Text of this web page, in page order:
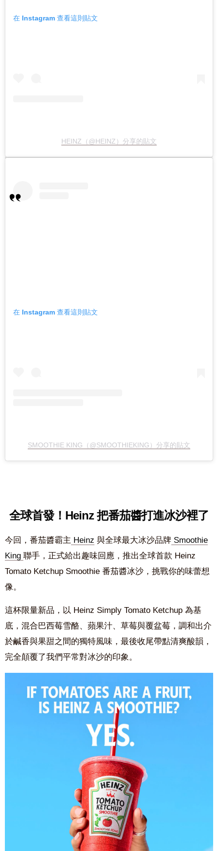
在 Instagram 查看這則貼文
HEINZ（@HEINZ）分享的貼文
在 Instagram 查看這則貼文
SMOOTHIE KING（@SMOOTHIEKING）分享的貼文
全球首發！Heinz 把番茄醬打進冰沙裡了
今回，番茄醬霸主 Heinz 與全球最大冰沙品牌 Smoothie
King 聯手，正式給出趣味回應，推出全球首款 Heinz
Tomato Ketchup Smoothie 番茄醬冰沙，挑戰你的味蕾想
像。
這杯限量新品，以 Heinz Simply Tomato Ketchup 為基
底，混合巴西莓雪酪、蘋果汁、草莓與覆盆莓，調和出介
於鹹香與果甜之間的獨特風味，最後收尾帶點清爽酸韻，
完全顛覆了我們平常對冰沙的印象。